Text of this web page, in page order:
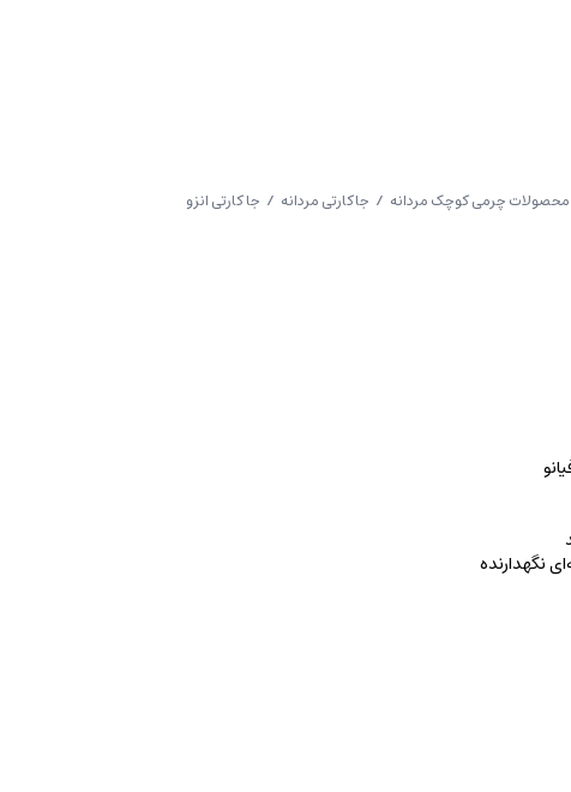
محصولات چرمی کوچک مردانه / جاکارتی مردانه / جا کارتی انزو
نگهدارنده